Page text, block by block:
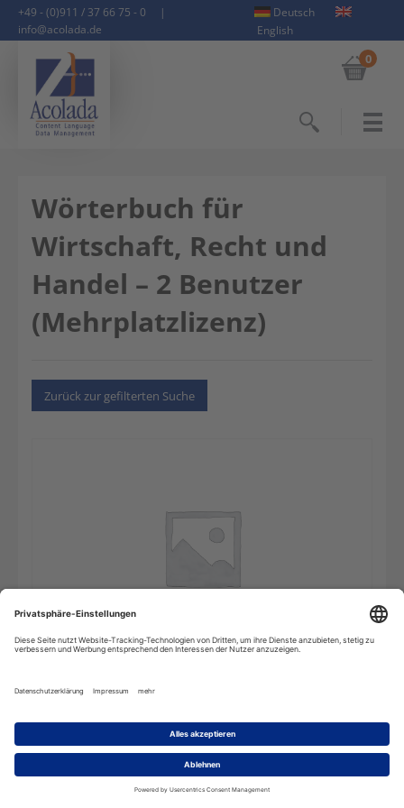
+49 - (0)911 / 37 66 75 - 0
|
info@acolada.de
Deutsch
English
0
Wörterbuch für
Wirtschaft, Recht und
Handel – 2 Benutzer
(Mehrplatzlizenz)
Zurück zur gefilterten Suche
Wörterbuch
Wirtschaft,
Recht
Handel